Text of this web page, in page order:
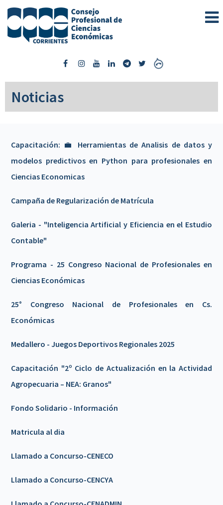
Noticias
Capacitación: 💼 Herramientas de Analisis de datos y
modelos predictivos en Python para profesionales en
Ciencias Economicas
Campaña de Regularización de Matrícula
Galeria - "Inteligencia Artificial y Eficiencia en el Estudio
Contable"
Programa - 25 Congreso Nacional de Profesionales en
Ciencias Económicas
25° Congreso Nacional de Profesionales en Cs.
Económicas
Medallero - Juegos Deportivos Regionales 2025
Capacitación "2º Ciclo de Actualización en la Actividad
Agropecuaria – NEA: Granos"
Fondo Solidario - Información
Matricula al dia
Llamado a Concurso-CENECO
Llamado a Concurso-CENCYA